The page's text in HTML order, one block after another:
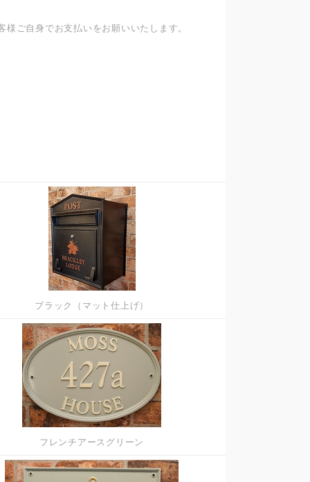
ご自身でお支払いをお願いいたします。
ブラック（マット仕上げ）
フレンチアースグリーン